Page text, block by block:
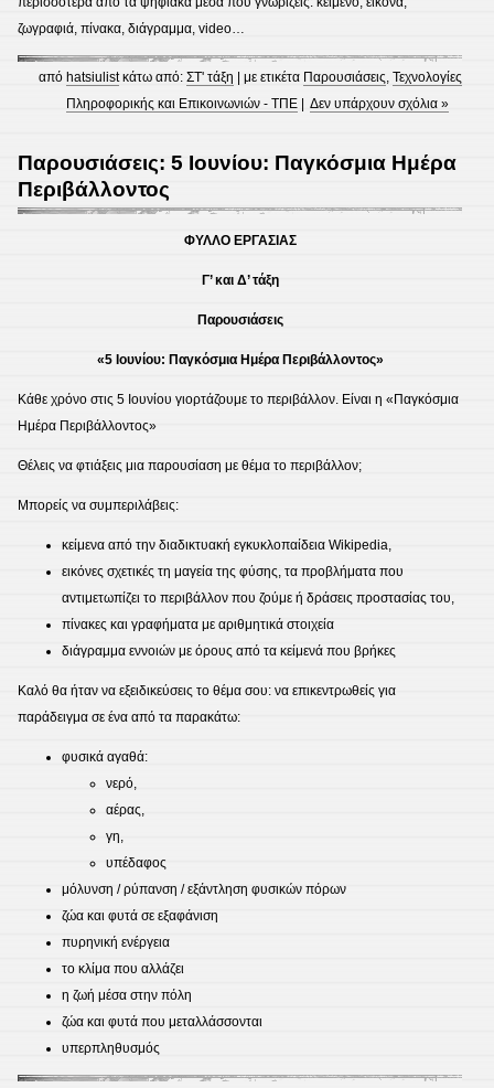
ζωγραφιά, πίνακα, διάγραμμα, video…
από hatsiulistκάτω από:ΣΤ' τάξη | με ετικέτα Παρουσιάσεις,Τεχνολογίες
Πληροφορικής και Επικοινωνιών - ΤΠΕ |Δεν υπάρχουν σχόλια »
Παρουσιάσεις: 5 Ιουνίου: Παγκόσμια Ημέρα
Περιβάλλοντος
ΦΥΛΛΟ ΕΡΓΑΣΙΑΣ
Γ’ και Δ’ τάξη
Παρουσιάσεις
«5 Ιουνίου: Παγκόσμια Ημέρα Περιβάλλοντος»
Κάθε χρόνο στις 5 Ιουνίου γιορτάζουμε το περιβάλλον. Είναι η «Παγκόσμια
Ημέρα Περιβάλλοντος»
Θέλεις να φτιάξεις μια παρουσίαση με θέμα το περιβάλλον;
Μπορείς να συμπεριλάβεις:
κείμενα από την διαδικτυακή εγκυκλοπαίδεια Wikipedia,
εικόνες σχετικές τη μαγεία της φύσης, τα προβλήματα που
αντιμετωπίζει το περιβάλλον που ζούμε ή δράσεις προστασίας του,
πίνακες και γραφήματα με αριθμητικά στοιχεία
διάγραμμα εννοιών με όρους από τα κείμενά που βρήκες
Καλό θα ήταν να εξειδικεύσεις το θέμα σου: να επικεντρωθείς για
παράδειγμα σε ένα από τα παρακάτω:
φυσικά αγαθά:
νερό,
αέρας,
γη,
υπέδαφος
μόλυνση / ρύπανση / εξάντληση φυσικών πόρων
ζώα και φυτά σε εξαφάνιση
πυρηνική ενέργεια
το κλίμα που αλλάζει
η ζωή μέσα στην πόλη
ζώα και φυτά που μεταλλάσσονται
υπερπληθυσμός